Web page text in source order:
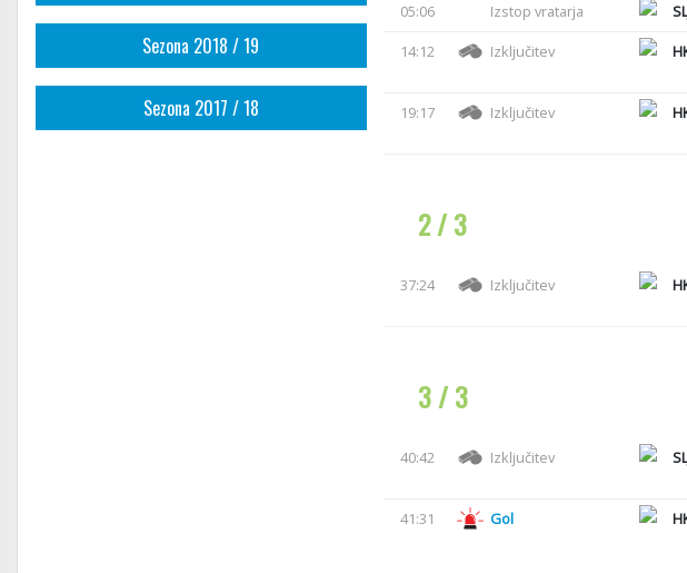
Sezona 2018 / 19
Sezona 2017 / 18
05:06
Izstop vratarja
14:12
Izključitev
19:17 Izključitev
2 / 3
37:24 Izključitev
3 / 3
40:42 Izključitev
41:31 Gol